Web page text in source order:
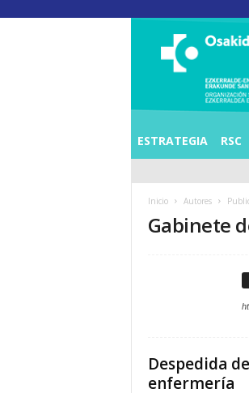
A
ESTRATEGIA RSC
Inicio Autores
Gabinete
Despedida
enfermería